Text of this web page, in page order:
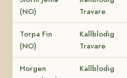
(NO)
Travare
Torpa Fin
(NO)
Kallblodig
Travare
Horgen
Kallblodig